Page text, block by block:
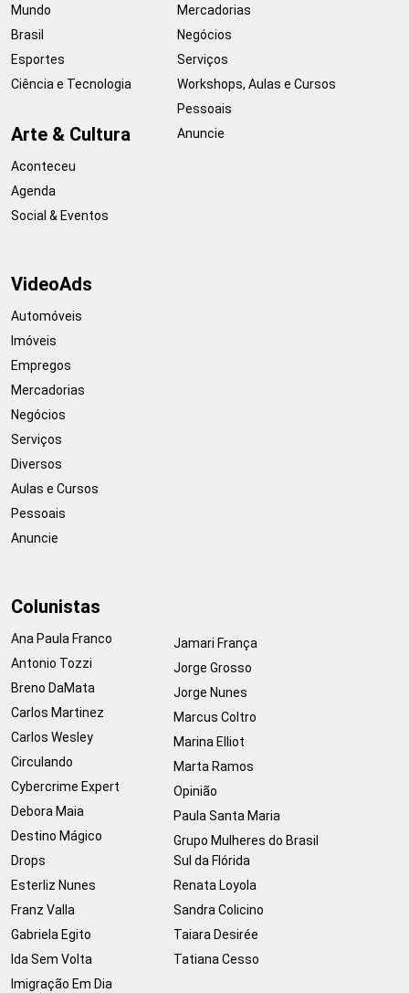
Mundo
Brasil
Esportes
Ciência e Tecnologia
Arte & Cultura
Aconteceu
Agenda
Social & Eventos
Mercadorias
Negócios
Serviços
Workshops, Aulas e Cursos
Pessoais
Anuncie
VideoAds
Automóveis
Imóveis
Empregos
Mercadorias
Negócios
Serviços
Diversos
Aulas e Cursos
Pessoais
Anuncie
Colunistas
Ana Paula Franco
Antonio Tozzi
Breno DaMata
Carlos Martinez
Carlos Wesley
Circulando
Cybercrime Expert
Debora Maia
Destino Mágico
Drops
Esterliz Nunes
Franz Valla
Gabriela Egito
Ida Sem Volta
Imigração Em Dia
Jamari França
Jorge Grosso
Jorge Nunes
Marcus Coltro
Marina Elliot
Marta Ramos
Opinião
Paula Santa Maria
Grupo Mulheres do Brasil
Sul da Flórida
Renata Loyola
Sandra Colicino
Taiara Desirée
Tatiana Cesso